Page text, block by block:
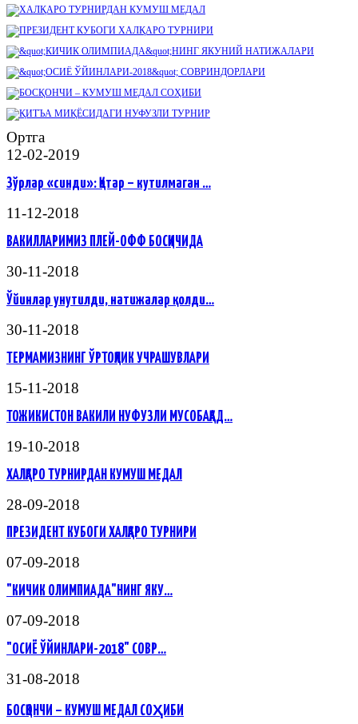
Ортга
12-02-2019
Зўрлар «синди»: Қатар – кутилмаган …
11-12-2018
ВАКИЛЛАРИМИЗ ПЛЕЙ-ОФФ БОСҚИЧИДА
30-11-2018
Ўйинлар унутилди, натижалар қолди…
30-11-2018
ТЕРМАМИЗНИНГ ЎРТОҚЛИК УЧРАШУВЛАРИ
15-11-2018
ТОЖИКИСТОН ВАКИЛИ НУФУЗЛИ МУСОБАҚАД…
19-10-2018
ХАЛҚАРО ТУРНИРДАН КУМУШ МЕДАЛ
28-09-2018
ПРЕЗИДЕНТ КУБОГИ ХАЛҚАРО ТУРНИРИ
07-09-2018
"КИЧИК ОЛИМПИАДА"НИНГ ЯКУ…
07-09-2018
"ОСИЁ ЎЙИНЛАРИ-2018" СОВР…
31-08-2018
БОСҚОНЧИ – КУМУШ МЕДАЛ СОҲИБИ